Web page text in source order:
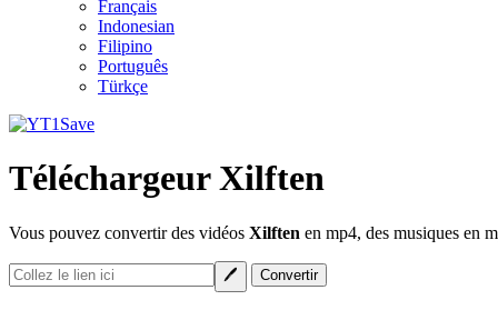
Français
Indonesian
Filipino
Português
Türkçe
Téléchargeur Xilften
Vous pouvez convertir des vidéos Xilften en mp4, des musiques en